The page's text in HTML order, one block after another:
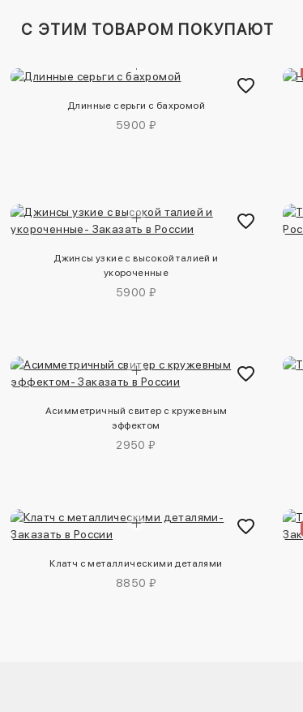
C ЭТИМ ТОВАРОМ ПОКУПАЮТ
Длинные серьги с бахромой
5900 ₽
Джинсы узкие с высокой талией и
укороченные
5900 ₽
Асимметричный свитер с кружевным
эффектом
2950 ₽
Клатч с металлическими деталями
8850 ₽